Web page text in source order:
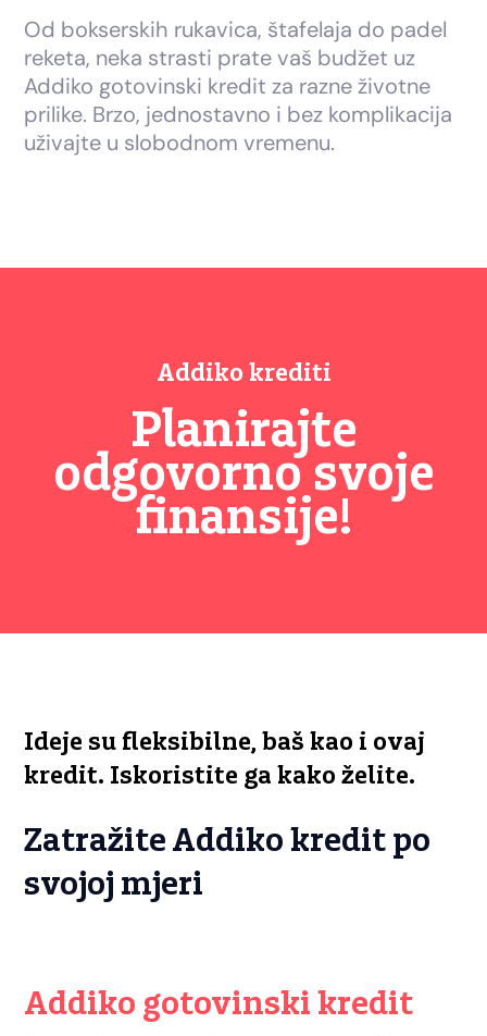
Od bokserskih rukavica, štafelaja do padel
reketa, neka strasti prate vaš budžet uz
Addiko gotovinski kredit za razne životne
prilike. Brzo, jednostavno i bez komplikacija
uživajte u slobodnom vremenu.
Addiko krediti
Planirajte
odgovorno svoje
finansije!
Ideje su fleksibilne, baš kao i ovaj
kredit. Iskoristite ga kako želite.
Zatražite Addiko kredit po
svojoj mjeri
Addiko gotovinski kredit